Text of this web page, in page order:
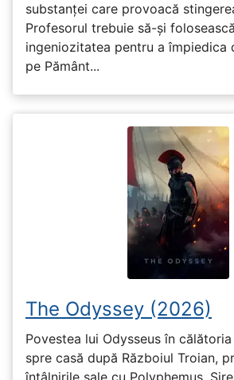
substanței care provoacă
Profesorul trebuie să-și
ingeniozitatea pentru a împiedica
pe Pământ...
The Odyssey (2026)
Povestea lui Odysseus în
spre casă după Războiul Troian,
întâlnirile sale cu Polyphemus,